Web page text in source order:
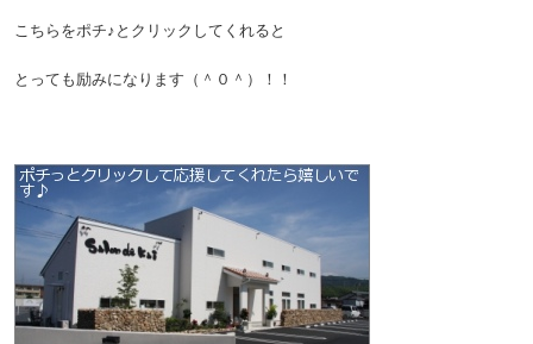
こちらをポチ♪とクリックしてくれると
とっても励みになります（＾０＾）！！